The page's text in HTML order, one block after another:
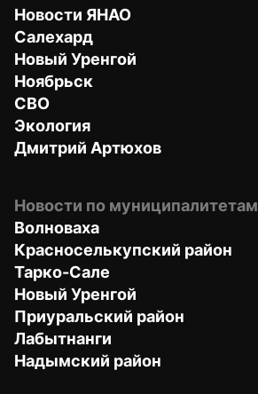
Новости ЯНАО
Салехард
Новый Уренгой
Ноябрьск
СВО
Экология
Дмитрий Артюхов
Новости по муниципалитетам
Волноваха
Красноселькупский район
Тарко-Сале
Новый Уренгой
Приуральский район
Лабытнанги
Надымский район